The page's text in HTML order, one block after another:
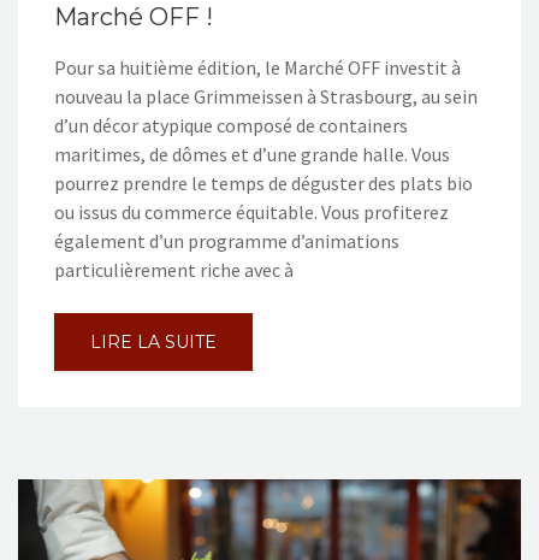
Marché OFF !
Pour sa huitième édition, le Marché OFF investit à
nouveau la place Grimmeissen à Strasbourg, au sein
d’un décor atypique composé de containers
maritimes, de dômes et d’une grande halle. Vous
pourrez prendre le temps de déguster des plats bio
ou issus du commerce équitable. Vous profiterez
également d’un programme d’animations
particulièrement riche avec à
LIRE LA SUITE